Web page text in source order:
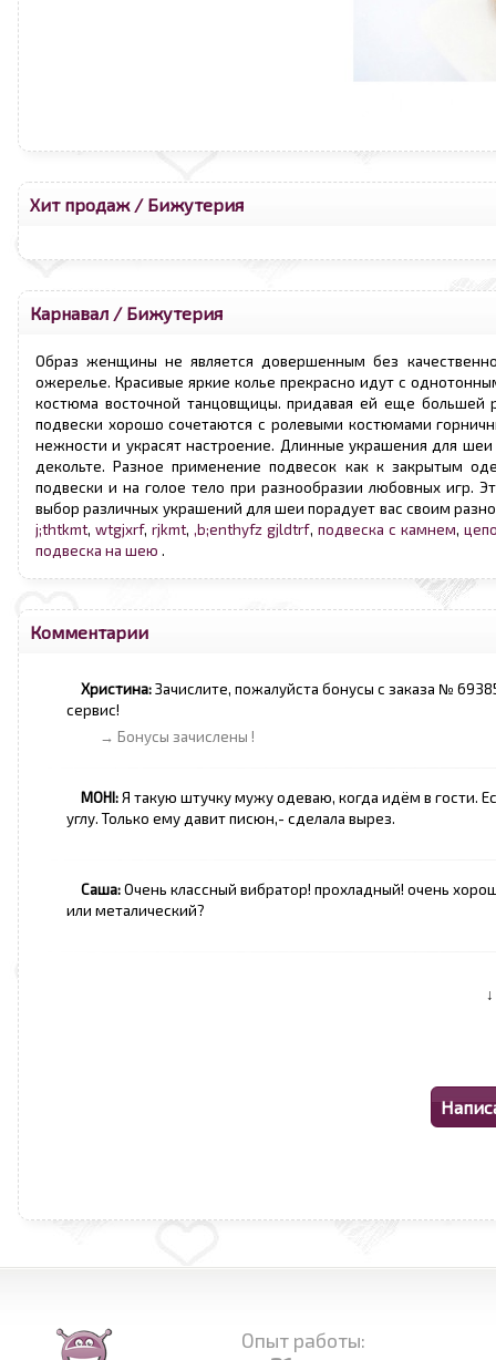
Хит продаж/ Бижутерия
Карнавал / Бижутерия
Образ женщины не является довершенным без
ожерелье. Красивые яркие колье прекрасно идут с
костюма восточной танцовщицы. придавая ей еще большей
подвески хорошо сочетаются с ролевыми костюмами
нежности и украсят настроение. Длинные украшения для
декольте. Разное применение подвесок как к закрытым
подвески и на голое тело при разнообразии любовных игр.
выбор различных украшений для шеи порадует вас своим
j;thtkmt,wtgjxrf,rjkmt,,b;enthyfz gjldtrf, подвеска с камнем,
подвеска на шею .
Комментарии
Христина:Зачислите, пожалуйста бонусы с заказа №
сервис!
→ Бонусы зачислены !
МОНІ:Я такую штучку мужу одеваю, когда идём в гости.
углу. Только ему давит писюн,- сделала вырез.
Саша:Очень классный вибратор! прохладный! очень
или металический?
↓
Опыт работы: